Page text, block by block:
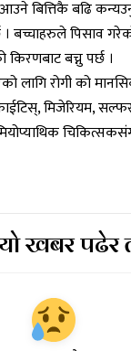
आउने बित्तिकै बढि
। बच्चाहरुले पिसाव
बच्नु पर्छ ।
लागि रोगी को
मिजेरियम,
खबर पढेर